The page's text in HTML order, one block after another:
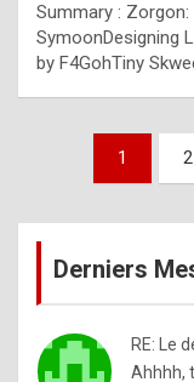
Summary :
SymoonDesigning
by F4GohTiny
Pagination
publications
1 2
Derniers
RE: Le
Ahhhh,